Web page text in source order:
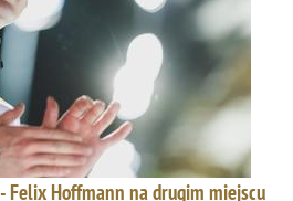
Felix Hoffmann na drugim miejscu